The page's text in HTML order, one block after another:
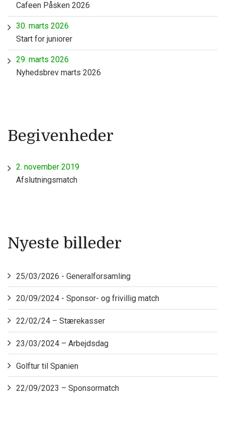
Cafeen Påsken 2026
30. marts 2026
Start for juniorer
29. marts 2026
Nyhedsbrev marts 2026
Begivenheder
2. november 2019
Afslutningsmatch
Nyeste billeder
25/03/2026 - Generalforsamling
20/09/2024 - Sponsor- og frivillig match
22/02/24 – Stærekasser
23/03/2024 – Arbejdsdag
Golftur til Spanien
22/09/2023 – Sponsormatch